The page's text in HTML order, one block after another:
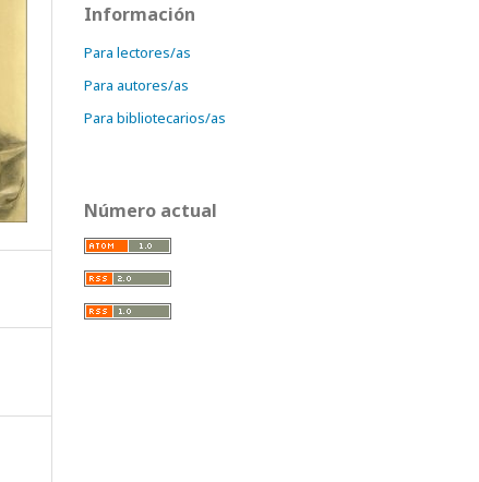
Información
Para lectores/as
Para autores/as
Para bibliotecarios/as
Número actual